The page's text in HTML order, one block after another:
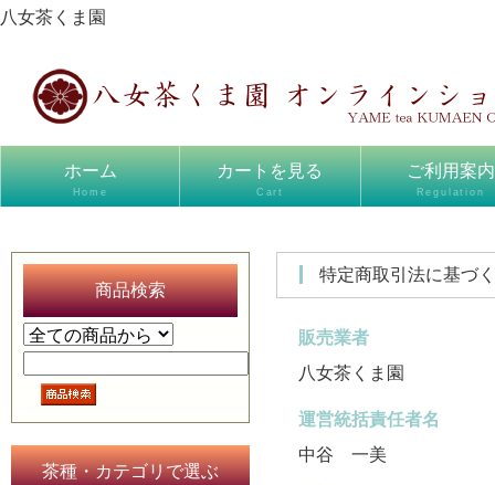
八女茶くま園
ホーム
Home
カートを見る
Cart
ご利用案内
Regulation
特定商取引法に基づ
販売業者
八女茶くま園
運営統括責任者名
中谷 一美
商品検索
茶種・カテゴリで選ぶ